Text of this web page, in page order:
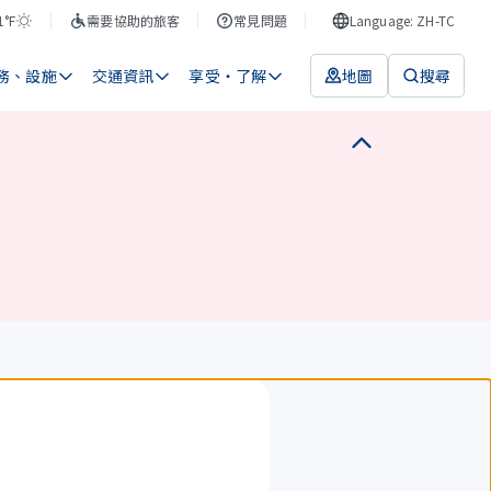
需要協助的旅客 常見問題 Language: ZH-TC
、設施 交通資訊 享受・了解 地圖 搜尋